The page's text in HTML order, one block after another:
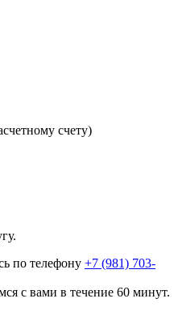
счету)
по телефону +7 (981) 703-
с вами в течение 60 минут.